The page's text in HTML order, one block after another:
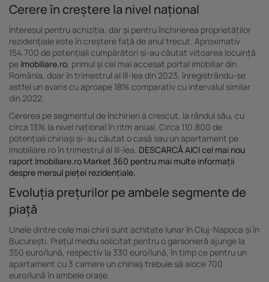
Cerere în creștere la nivel național
Interesul pentru achiziția, dar și pentru închirierea proprietăților
rezidențiale este în creștere față de anul trecut. Aproximativ
154.700 de potențiali cumpărători și-au căutat viitoarea locuință
pe Imobiliare.ro, primul și cel mai accesat portal imobiliar din
România, doar în trimestrul al III-lea din 2023, înregistrându-se
astfel un avans cu aproape 18% comparativ cu intervalul similar
din 2022.
Cererea pe segmentul de închirieri a crescut, la rândul său, cu
circa 13% la nivel național în ritm anual. Circa 110.800 de
potențiali chiriași și–au căutat o casă sau un apartament pe
Imobiliare.ro în trimestrul al III-lea. DESCARCĂ AICI cel mai nou
raport Imobiliare.ro Market 360 pentru mai multe informații
despre mersul pieței rezidențiale.
Evoluția prețurilor pe ambele segmente de
piață
Unele dintre cele mai chirii sunt achitate lunar în Cluj-Napoca și în
București. Prețul mediu solicitat pentru o garsonieră ajunge la
350 euro/lună, respectiv la 330 euro/lună, în timp ce pentru un
apartament cu 3 camere un chiriaș trebuie să aloce 700
euro/lună în ambele orașe.